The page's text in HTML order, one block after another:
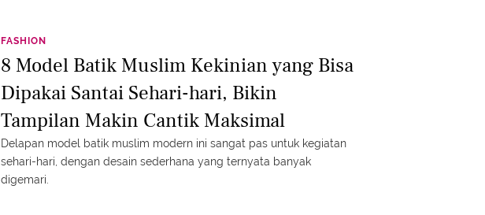
FASHION
8 Model Batik Muslim Kekinian yang Bisa
Dipakai Santai Sehari-hari, Bikin
Tampilan Makin Cantik Maksimal
Delapan model batik muslim modern ini sangat pas untuk kegiatan
sehari-hari, dengan desain sederhana yang ternyata banyak
digemari.